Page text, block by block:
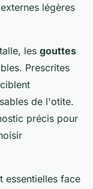
légères
les gouttes
Prescrites
de l'otite.
précis pour
essentielles face